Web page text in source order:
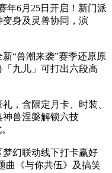
年6月25日开启！新门派
变身及灵兽协同，演
“兽潮来袭”赛季还原原
九儿」可打出六段高
，含限定月卡、时装、
兽涅槃解锁六技
幻联动线下打卡赢好
曲《与你共伍》及搞笑